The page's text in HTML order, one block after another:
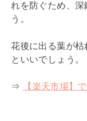
れを防ぐため、深
う。
花後に出る葉が
といいでしょう。
⇒ 【楽天市場】